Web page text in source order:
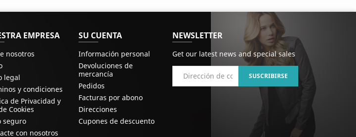
EMPRESA
nosotros
legal
y condiciones
de Privacidad y
Cookies
seguro
con nosotros
SU CUENTA
Información personal
Devoluciones de
mercancía
Pedidos
Facturas por abono
Direcciones
Cupones de descuento
NEWSLETTER
Get our latest news and special sales